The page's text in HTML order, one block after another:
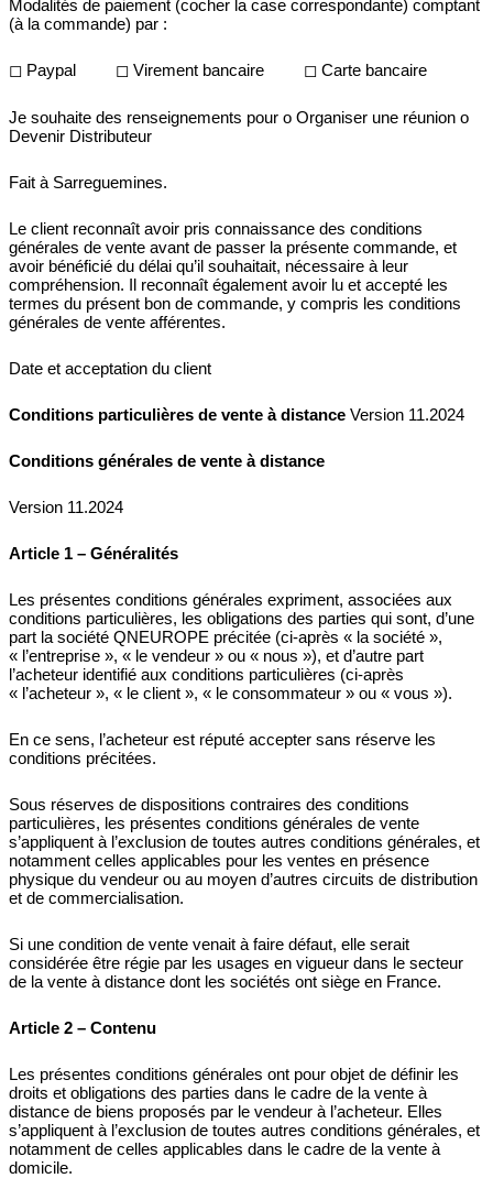
Modalités de paiement (cocher la case correspondante) comptant
(à la commande) par :
◻ Paypal ◻ Virement bancaire ◻ Carte bancaire
Je souhaite des renseignements pour o Organiser une réunion o
Devenir Distributeur
Fait à Sarreguemines.
Le client reconnaît avoir pris connaissance des conditions
générales de vente avant de passer la présente commande, et
avoir bénéficié du délai qu’il souhaitait, nécessaire à leur
compréhension. Il reconnaît également avoir lu et accepté les
termes du présent bon de commande, y compris les conditions
générales de vente afférentes.
Date et acceptation du client
Conditions particulières de vente à distance Version 11.2024
Conditions générales de vente à distance
Version 11.2024
Article 1 – Généralités
Les présentes conditions générales expriment, associées aux
conditions particulières, les obligations des parties qui sont, d’une
part la société QNEUROPE précitée (ci-après « la société »,
« l’entreprise », « le vendeur » ou « nous »), et d’autre part
l’acheteur identifié aux conditions particulières (ci-après
« l’acheteur », « le client », « le consommateur » ou « vous »).
En ce sens, l’acheteur est réputé accepter sans réserve les
conditions précitées.
Sous réserves de dispositions contraires des conditions
particulières, les présentes conditions générales de vente
s’appliquent à l’exclusion de toutes autres conditions générales, et
notamment celles applicables pour les ventes en présence
physique du vendeur ou au moyen d’autres circuits de distribution
et de commercialisation.
Si une condition de vente venait à faire défaut, elle serait
considérée être régie par les usages en vigueur dans le secteur
de la vente à distance dont les sociétés ont siège en France.
Article 2 – Contenu
Les présentes conditions générales ont pour objet de définir les
droits et obligations des parties dans le cadre de la vente à
distance de biens proposés par le vendeur à l’acheteur. Elles
s’appliquent à l’exclusion de toutes autres conditions générales, et
notamment de celles applicables dans le cadre de la vente à
domicile.